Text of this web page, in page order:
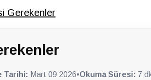
Gerekenler
Tarihi: Mart 09 2026•Okuma Süresi: 7